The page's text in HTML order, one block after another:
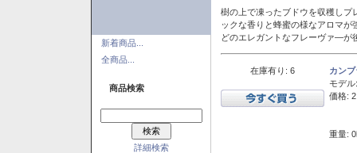
新着商品...
全商品...
商品検索
詳細検索
樹の上で凍ったブドウを収穫しプ
ックな香りと蜂蜜の様なアロマ
どのエレガントなフレーヴァ―が
在庫有り: 6
カン
モデル:
価格:
重量: